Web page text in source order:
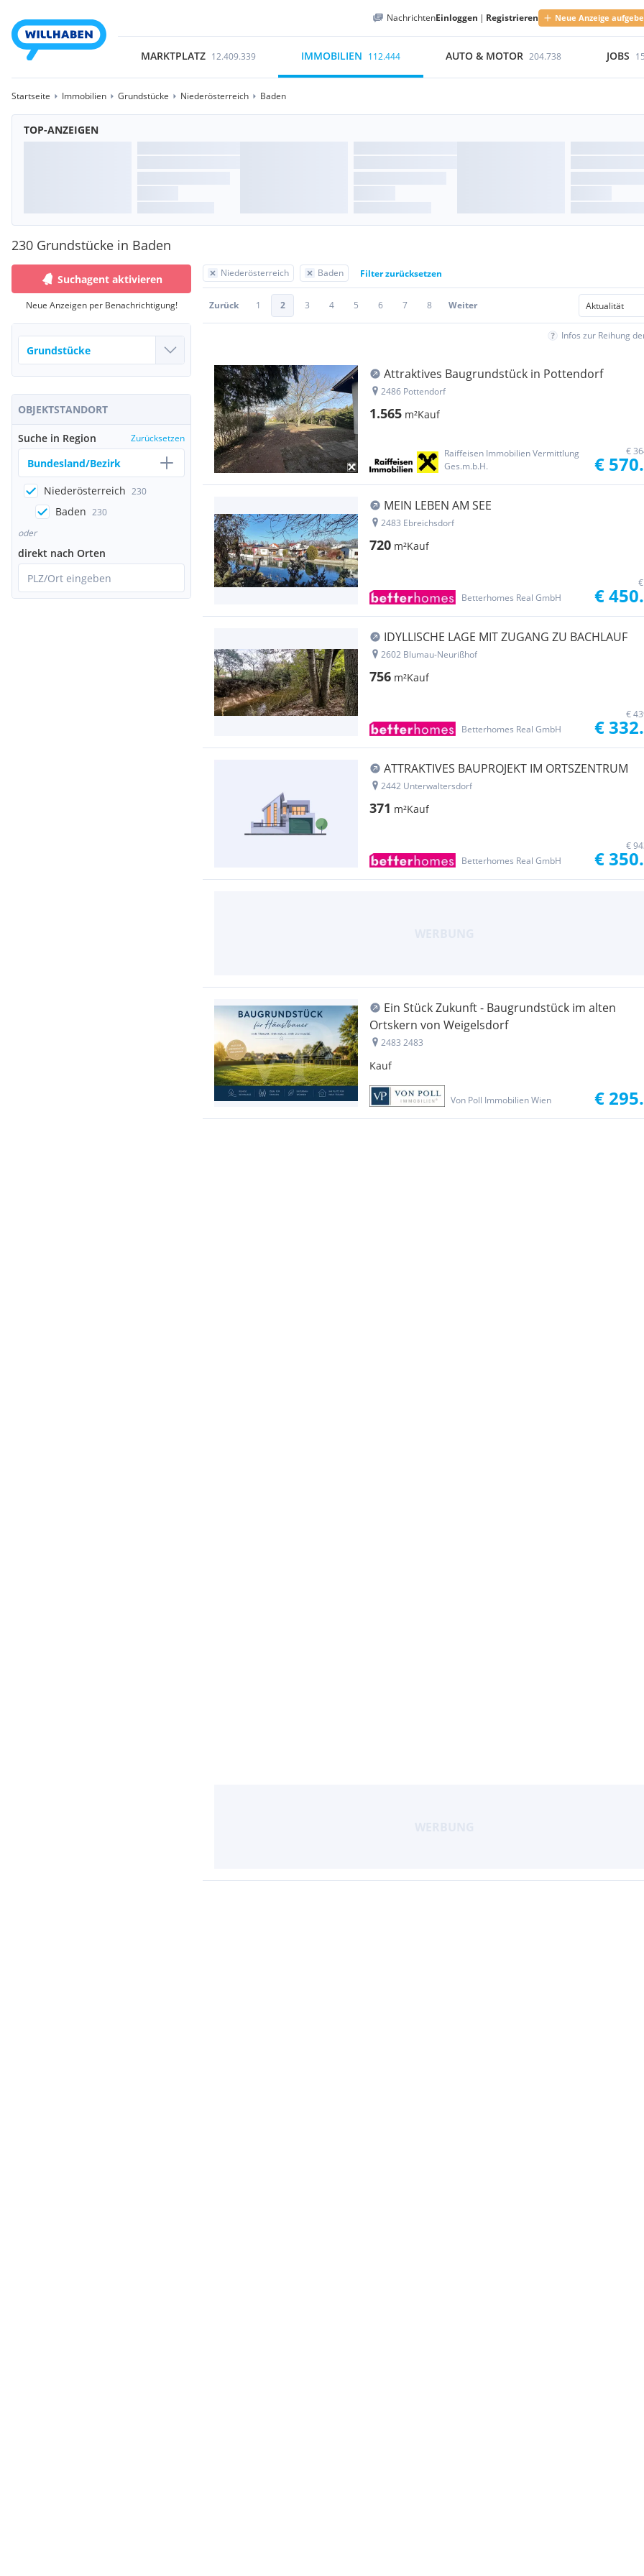
NachrichtenEinloggen | Registrieren Neue Anzeige
MARKTPLATZ 12.409.339 IMMOBILIEN 112.444 AUTO & MOTOR 204.738 JOBS
Startseite Immobilien Grundstücke Niederösterreich Baden
TOP-ANZEIGEN
230 Grundstücke in Baden
Suchagent aktivieren
Neue Anzeigen per Benachrichtigung!
OBJEKTSTANDORT
Suche in Region Zurücksetzen
Bundesland/Bezirk
Niederösterreich 230
Baden 230
oder
direkt nach Orten
PLZ/Ort eingeben
Niederösterreich Baden Filter zurücksetzen
Zurück 1 2 3 4 5 6 7 8 Weiter
Infos zur Reihung
Attraktives Baugrundstück in Pottendorf
2486 Pottendorf
1.565 m²Kauf
Raiffeisen Immobilien Vermittlung
Ges.m.b.H.
€
€
MEIN LEBEN AM SEE
2483 Ebreichsdorf
720 m²Kauf
Betterhomes Real GmbH €
IDYLLISCHE LAGE MIT ZUGANG ZU BACHLAUF
2602 Blumau-Neurißhof
756 m²Kauf
Betterhomes Real GmbH
€
€
ATTRAKTIVES BAUPROJEKT IM ORTSZENTRUM
2442 Unterwaltersdorf
371 m²Kauf
Betterhomes Real GmbH
€
€
Ein Stück Zukunft - Baugrundstück im alten
Ortskern von Weigelsdorf
2483 2483
Kauf
Von Poll Immobilien Wien €